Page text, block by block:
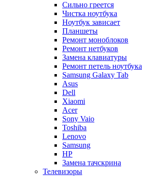
Сильно греется
Чистка ноутбука
Ноутбук зависает
Планшеты
Ремонт моноблоков
Ремонт нетбуков
Замена клавиатуры
Ремонт петель ноутбука
Samsung Galaxy Tab
Asus
Dell
Xiaomi
Acer
Sony Vaio
Toshiba
Lenovo
Samsung
HP
Замена тачскрина
Телевизоры